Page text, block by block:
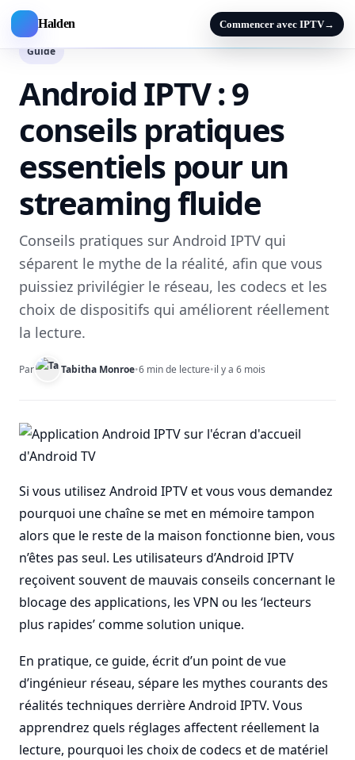
Halden Commencer avec IPTV→
Guide
Android IPTV : 9
conseils pratiques
essentiels pour un
streaming fluide
Conseils pratiques sur Android IPTV qui
séparent le mythe de la réalité, afin que vous
puissiez privilégier le réseau, les codecs et les
choix de dispositifs qui améliorent réellement
la lecture.
Par Tabitha Monroe•6 min de lecture•il y a 6 mois
Si vous utilisez Android IPTV et vous vous demandez
pourquoi une chaîne se met en mémoire tampon
alors que le reste de la maison fonctionne bien, vous
n’êtes pas seul. Les utilisateurs d’Android IPTV
reçoivent souvent de mauvais conseils concernant le
blocage des applications, les VPN ou les ‘lecteurs
plus rapides’ comme solution unique.
En pratique, ce guide, écrit d’un point de vue
d’ingénieur réseau, sépare les mythes courants des
réalités techniques derrière Android IPTV. Vous
apprendrez quels réglages affectent réellement la
lecture, pourquoi les choix de codecs et de matériel